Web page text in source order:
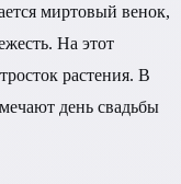
миртовый венок,
На этот
растения. В
день свадьбы